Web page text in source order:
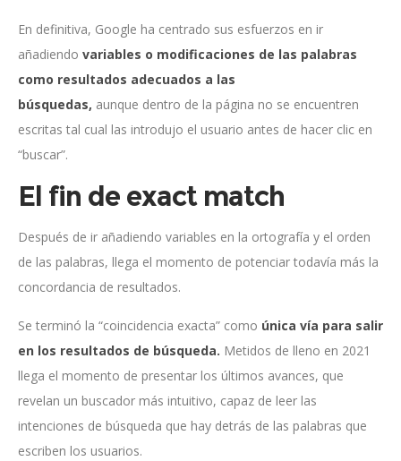
En definitiva, Google ha centrado sus esfuerzos en ir
añadiendo variables o modificaciones de las palabras
como resultados adecuados a las
búsquedas, aunque dentro de la página no se encuentren
escritas tal cual las introdujo el usuario antes de hacer clic en
“buscar”.
El fin de exact match
Después de ir añadiendo variables en la ortografía y el orden
de las palabras, llega el momento de potenciar todavía más la
concordancia de resultados.
Se terminó la “coincidencia exacta” como única vía para salir
en los resultados de búsqueda. Metidos de lleno en 2021
llega el momento de presentar los últimos avances, que
revelan un buscador más intuitivo, capaz de leer las
intenciones de búsqueda que hay detrás de las palabras que
escriben los usuarios.